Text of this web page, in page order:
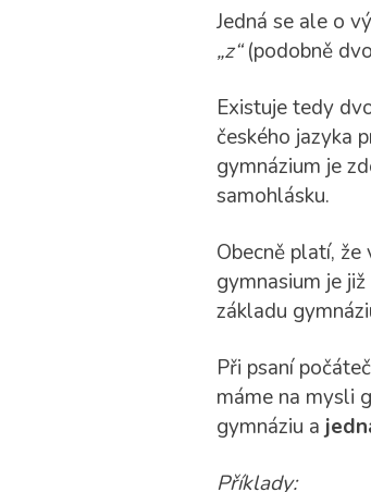
Jedná se ale o
„z“(podobně
Existuje tedy
českého jazyka
gymnázium je
samohlásku.
Obecně platí,
gymnasium je
základu
Při psaní
máme na mysli
gymnáziu a
Příklady: